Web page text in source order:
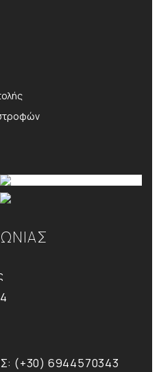
(+30) 6944570343